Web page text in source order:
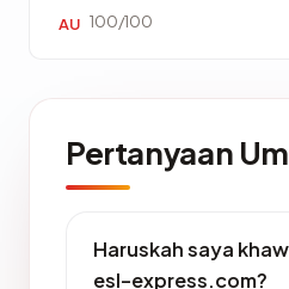
AU 100/100
Pertanyaan
Haruskah saya
esl-express.com?